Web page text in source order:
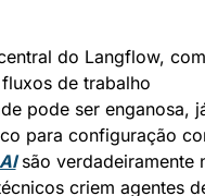
do Langflow,
de trabalho
pode ser enganosa,
para configuração
são verdadeiramente
criem agentes